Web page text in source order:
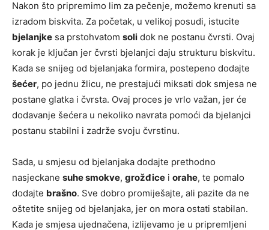
Nakon što pripremimo lim za pečenje, možemo krenuti sa
izradom biskvita. Za početak, u velikoj posudi, istucite
bjelanjke sa prstohvatom soli dok ne postanu čvrsti. Ovaj
korak je ključan jer čvrsti bjelanjci daju strukturu biskvitu.
Kada se snijeg od bjelanjaka formira, postepeno dodajte
šećer, po jednu žlicu, ne prestajući miksati dok smjesa ne
postane glatka i čvrsta. Ovaj proces je vrlo važan, jer će
dodavanje šećera u nekoliko navrata pomoći da bjelanjci
postanu stabilni i zadrže svoju čvrstinu.
Sada, u smjesu od bjelanjaka dodajte prethodno
nasjeckane suhe smokve, grožđice i orahe, te pomalo
dodajte brašno. Sve dobro promiješajte, ali pazite da ne
oštetite snijeg od bjelanjaka, jer on mora ostati stabilan.
Kada je smjesa ujednačena, izlijevamo je u pripremljeni